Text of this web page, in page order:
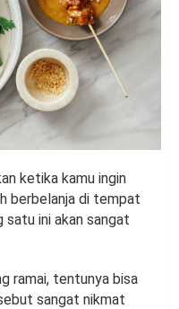
ketika kamu ingin
berbelanja di tempat
satu ini akan sangat
ramai, tentunya bisa
sangat nikmat